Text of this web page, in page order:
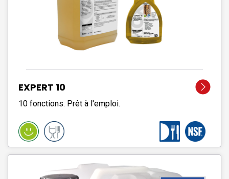
EXPERT 10
10 fonctions. Prêt à l'emploi.